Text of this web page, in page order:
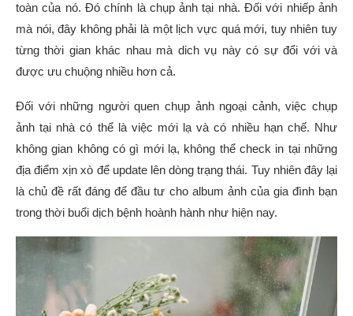
toàn của nó. Đó chính là chụp ảnh tại nhà. Đối với nhiếp ảnh
mà nói, đây không phải là một lịch vực quá mới, tuy nhiên tuy
từng thời gian khác nhau mà dich vụ này có sự đổi với và
được ưu chuộng nhiều hơn cả.
Đối với những người quen chụp ảnh ngoại cảnh, việc chụp
ảnh tại nhà có thể là việc mới lạ và có nhiều hạn chế. Như
không gian không có gì mới lạ, không thể check in tại những
địa điểm xịn xò để update lên dòng trạng thái. Tuy nhiên đây lại
là chủ đề rất đáng để đầu tư cho album ảnh của gia đình bạn
trong thời buổi dịch bệnh hoành hành như hiện nay.